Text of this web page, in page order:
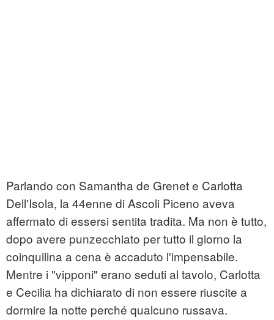
Parlando con Samantha de Grenet e Carlotta
Dell'Isola, la 44enne di Ascoli Piceno aveva
affermato di essersi sentita tradita. Ma non è tutto,
dopo avere punzecchiato per tutto il giorno la
coinquilina a cena è accaduto l'impensabile.
Mentre i "vipponi" erano seduti al tavolo, Carlotta
e Cecilia ha dichiarato di non essere riuscite a
dormire la notte perché qualcuno russava.